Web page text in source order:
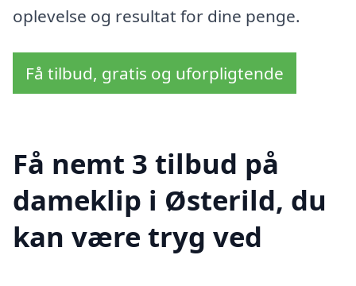
oplevelse og resultat for dine penge.
Få tilbud, gratis og uforpligtende
Få nemt 3 tilbud på
dameklip i Østerild, du
kan være tryg ved